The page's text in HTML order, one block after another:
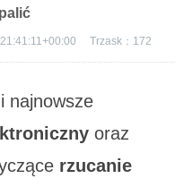
Trzask： 172
najnowsze
oraz
rzucanie